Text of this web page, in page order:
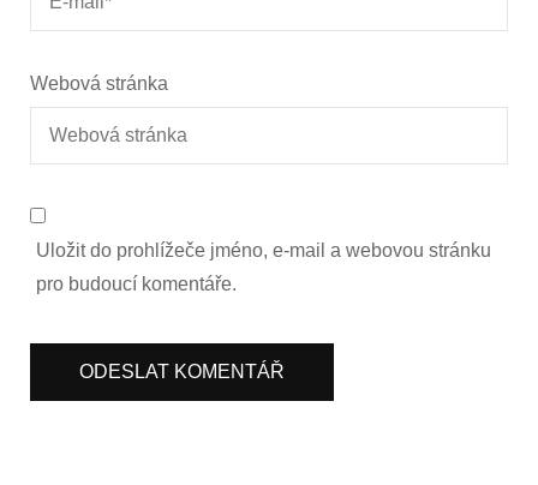
Webová stránka
Uložit do prohlížeče jméno, e-mail a webovou stránku
pro budoucí komentáře.